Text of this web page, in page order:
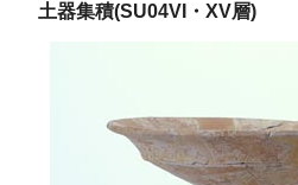
土器集積(SU04VI・XV層)